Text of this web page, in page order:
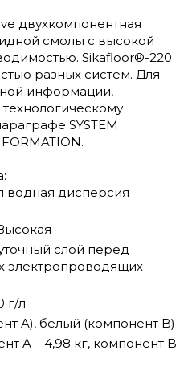
двухкомпонентная
смолы с высокой
Sikafloor®-220
разных систем. Для
информации,
технологическому
SYSTEM
водная дисперсия
слой перед
г/л
A), белый (компонент B)
A – 4,98 кг, компонент B